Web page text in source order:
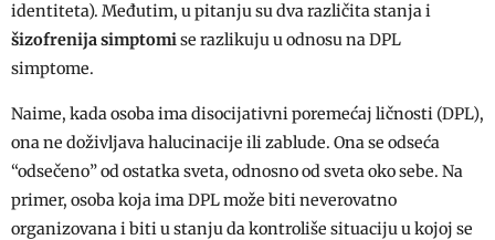
identiteta). Međutim, u pitanju su dva različita stanja i
šizofrenija simptomise razlikuju u odnosu na DPL
simptome.
Naime, kada osoba ima disocijativni poremećaj ličnosti (DPL),
ona ne doživljava halucinacije ili zablude. Ona se odseća
“odsečeno” od ostatka sveta, odnosno od sveta oko sebe. Na
primer, osoba koja ima DPL može biti neverovatno
organizovana i biti u stanju da kontroliše situaciju u kojoj se